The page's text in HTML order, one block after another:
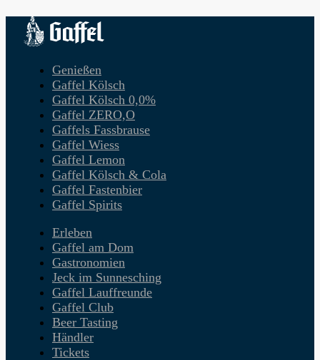
Genießen
Gaffel Kölsch
Gaffel Kölsch 0,0%
Gaffel ZERO,O
Gaffels Fassbrause
Gaffel Wiess
Gaffel Lemon
Gaffel Kölsch & Cola
Gaffel Fastenbier
Gaffel Spirits
Erleben
Gaffel am Dom
Gastronomien
Jeck im Sunnesching
Gaffel Lauffreunde
Gaffel Club
Beer Tasting
Händler
Tickets